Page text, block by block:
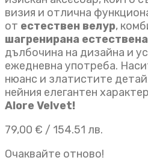
визия и отлична
от естествен велур,
шагренирана
дълбочина на дизайна и
ежедневна употреба.
нюанс и златистите
нейния елегантен
Alore Velvet!
79,00 € / 154.51 лв.
Очаквайте отново!